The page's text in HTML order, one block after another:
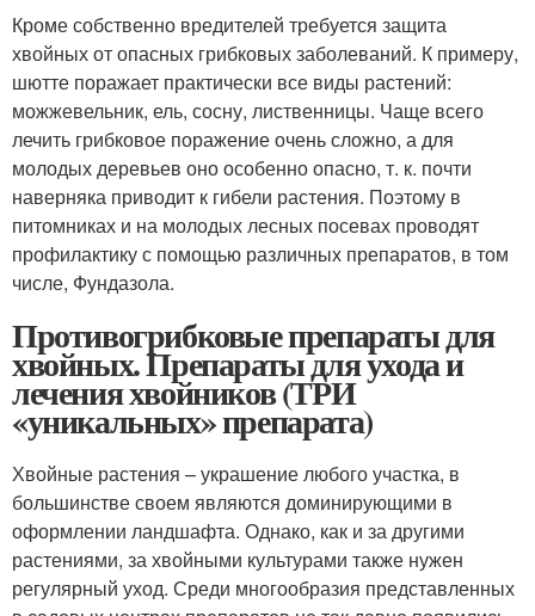
Кроме собственно вредителей требуется защита
хвойных от опасных грибковых заболеваний. К примеру,
шютте поражает практически все виды растений:
можжевельник, ель, сосну, лиственницы. Чаще всего
лечить грибковое поражение очень сложно, а для
молодых деревьев оно особенно опасно, т. к. почти
наверняка приводит к гибели растения. Поэтому в
питомниках и на молодых лесных посевах проводят
профилактику с помощью различных препаратов, в том
числе, Фундазола.
Противогрибковые препараты для
хвойных. Препараты для ухода и
лечения хвойников (ТРИ
«уникальных» препарата)
Хвойные растения – украшение любого участка, в
большинстве своем являются доминирующими в
оформлении ландшафта. Однако, как и за другими
растениями, за хвойными культурами также нужен
регулярный уход. Среди многообразия представленных